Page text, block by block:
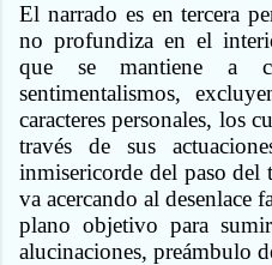
El narrado es en tercera
no profundiza en el
que se mantiene a
sentimentalismos,
caracteres personales, los
través de sus
inmisericorde del paso del
va acercando al desenlace
plano objetivo para
alucinaciones, preámbulo